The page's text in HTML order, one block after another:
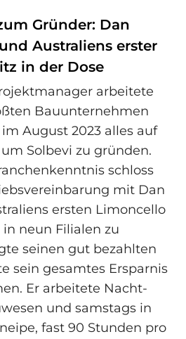
Gründer: Dan
Australiens erster
in der Dose
arbeitete
Bauunternehmen
August 2023 alles auf
Solbevi zu gründen.
schloss
mit Dan
ersten Limoncello
neun Filialen zu
seinen gut bezahlten
sein gesamtes Ersparnis
Er arbeitete Nacht-
und samstags in
fast 90 Stunden pro